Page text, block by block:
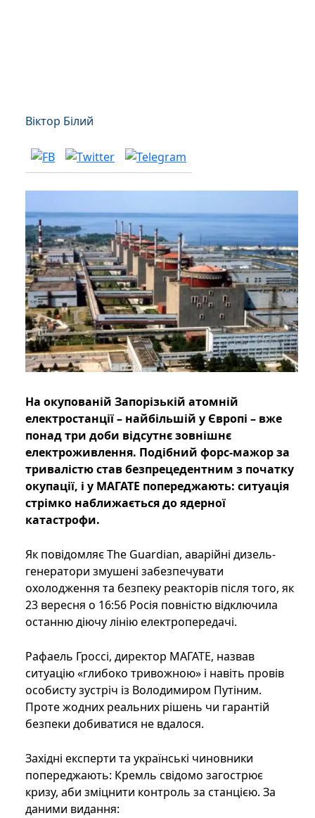
Віктор Білий
На окупованій Запорізькій атомній
електростанції – найбільшій у Європі – вже
понад три доби відсутнє зовнішнє
електроживлення. Подібний форс-мажор за
тривалістю став безпрецедентним з початку
окупації, і у МАГАТЕ попереджають: ситуація
стрімко наближається до ядерної
катастрофи.
Як повідомляє The Guardian, аварійні дизель-
генератори змушені забезпечувати
охолодження та безпеку реакторів після того, як
23 вересня о 16:56 Росія повністю відключила
останню діючу лінію електропередачі.
Рафаель Гроссі, директор МАГАТЕ, назвав
ситуацію «глибоко тривожною» і навіть провів
особисту зустріч із Володимиром Путіним.
Проте жодних реальних рішень чи гарантій
безпеки добиватися не вдалося.
Західні експерти та українські чиновники
попереджають: Кремль свідомо загострює
кризу, аби зміцнити контроль за станцією. За
даними видання: